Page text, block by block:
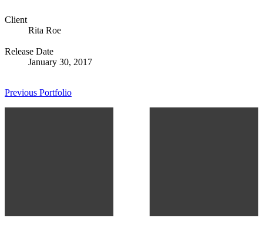
Client
Rita Roe
Release Date
January 30, 2017
Previous Portfolio